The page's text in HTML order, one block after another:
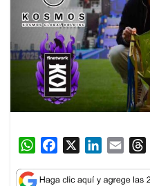
W
a
c
n
a
r